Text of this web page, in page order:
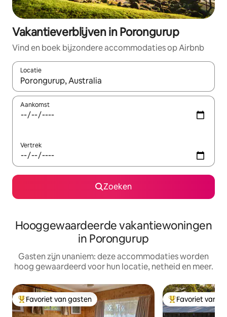
Vakantieverblijven in Porongurup
Vind en boek bijzondere accommodaties op Airbnb
Locatie
Wanneer er resultaten beschikbaar zijn, maak je een keuze
Aankomst
Vertrek
Zoeken
Hooggewaardeerde vakantiewoningen
in Porongurup
Gasten zijn unaniem: deze accommodaties worden
hoog gewaardeerd voor hun locatie, netheid en meer.
Topfavoriet van gasten
Favoriet van gasten Topfavoriet van
Favoriet van